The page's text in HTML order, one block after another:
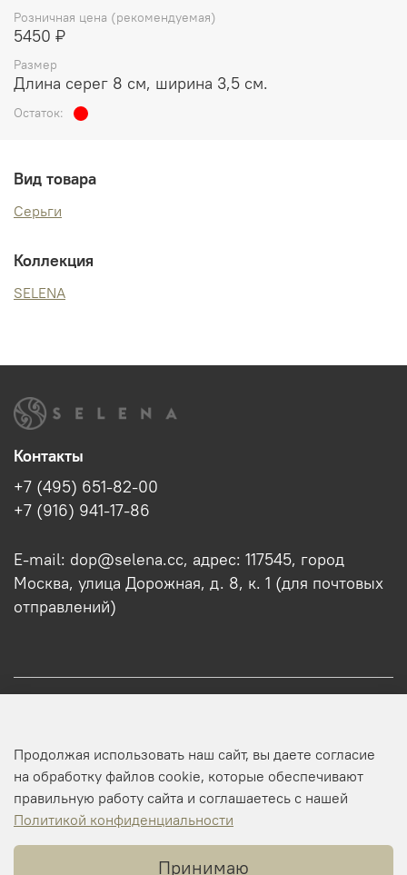
Розничная цена (рекомендуемая)
5450 ₽
Размер
Длина серег 8 см, ширина 3,5 см.
Остаток:
Вид товара
Серьги
Коллекция
SELENA
Оптовикам
Профиль
Контакты
+7 (495) 651-82-00
+7 (916) 941-17-86
E-mail: dop@selena.cc, адрес: 117545, город
Москва, улица Дорожная, д. 8, к. 1 (для почтовых
отправлений)
Продолжая использовать наш сайт, вы даете согласие
на обработку файлов cookie, которые обеспечивают
правильную работу сайта и соглашаетесь с нашей
Политикой конфиденциальности
Принимаю